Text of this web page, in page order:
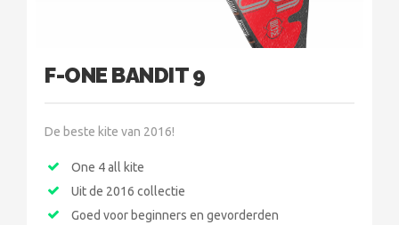
F-ONE BANDIT 9
De beste kite van 2016!
One 4 all kite
Uit de 2016 collectie
Goed voor beginners en gevorderden